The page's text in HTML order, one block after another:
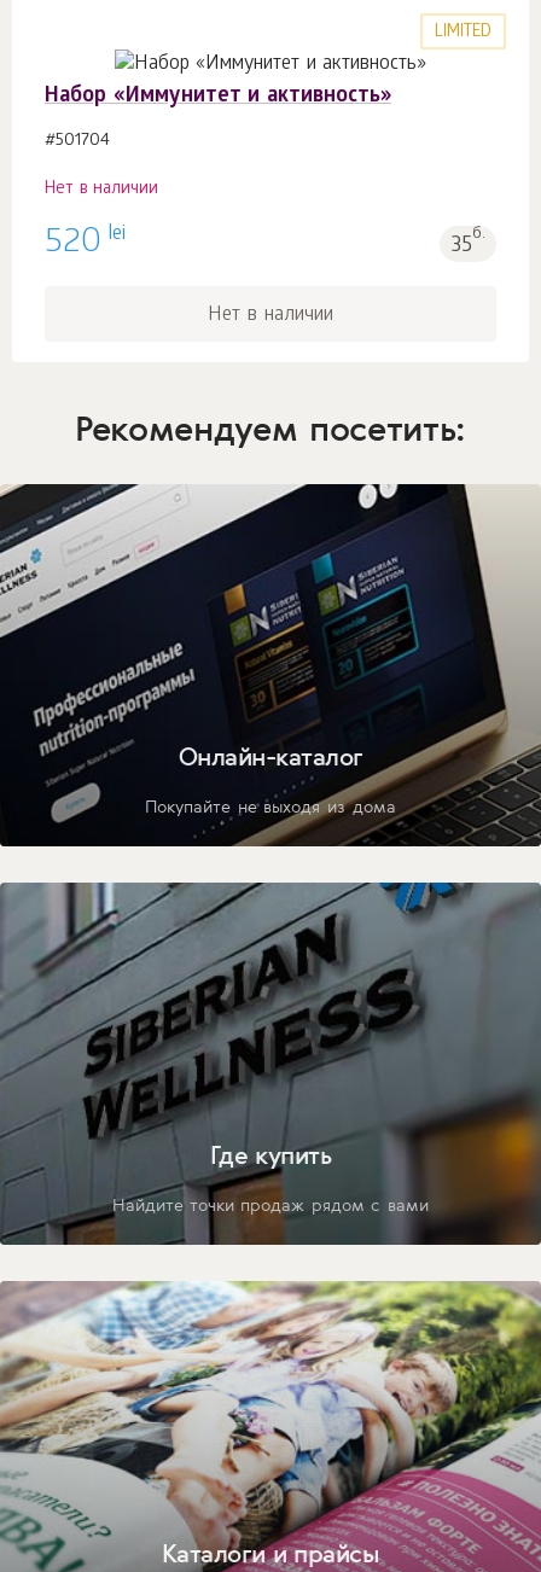
LIMITED
Набор «Иммунитет и активность»
#501704
Нет в наличии
520 lei 35б.
Нет в наличии
Рекомендуем посетить:
Онлайн-каталог
Покупайте не выходя из дома
Где купить
Найдите точки продаж рядом с вами
Каталоги и прайсы